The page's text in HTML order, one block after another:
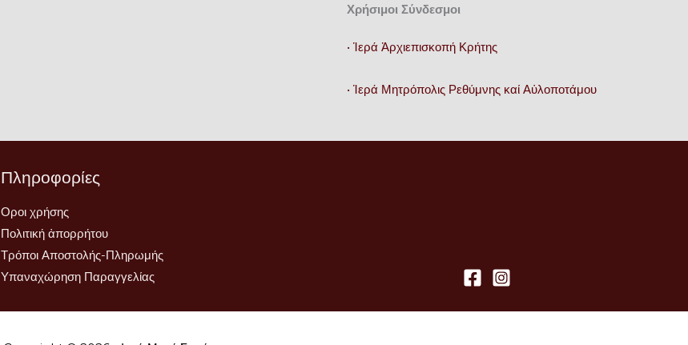
Χρήσιμοι Σύνδεσμοι
• Ἱερά Ἀρχιεπισκοπή Κρήτης
• Ἱερά Μητρόπολις Ρεθύμνης καί Αὐλοποτάμου
Πληροφορίες
Οροι χρήσης
Πολιτική ἀπορρήτου
Τρόποι Αποστολής-Πληρωμής
Υπαναχώρηση Παραγγελίας